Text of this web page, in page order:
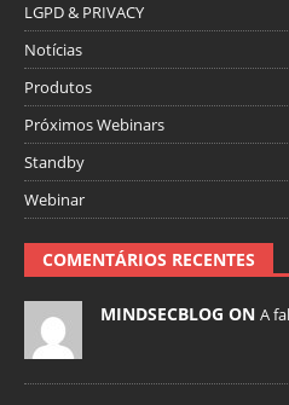
LGPD & PRIVACY
Notícias
Produtos
Próximos Webinars
Standby
Webinar
COMENTÁRIOS RECENTES
MINDSECBLOG ON A